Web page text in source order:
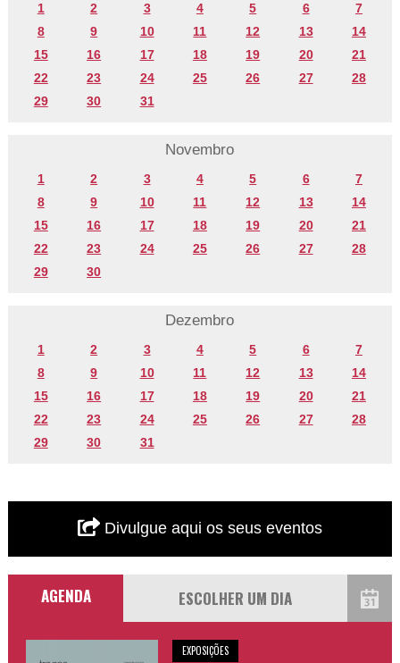
1 2 3 4 5 6
7
8
9 10 11 12 13
14
15
16 17 18 19 20
21
22
23 24 25 26 27
28
29
30 31
Novembro
1 2 3 4 5 6
7
8
9 10 11 12 13
14
15
16 17 18 19 20
21
22
23 24 25 26 27
28
29
30
Dezembro
1 2 3 4 5 6
7
8
9 10 11 12 13
14
15
16 17 18 19 20
21
22
23 24 25 26 27
28
29
30 31
Divulgue aqui os seus eventos
AGENDA
EXPOSIÇÕES